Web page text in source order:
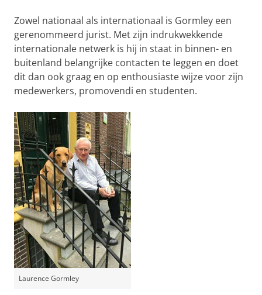
Zowel nationaal als internationaal is Gormley een
gerenommeerd jurist. Met zijn indrukwekkende
internationale netwerk is hij in staat in binnen- en
buitenland belangrijke contacten te leggen en doet
dit dan ook graag en op enthousiaste wijze voor zijn
medewerkers, promovendi en studenten.
Laurence Gormley